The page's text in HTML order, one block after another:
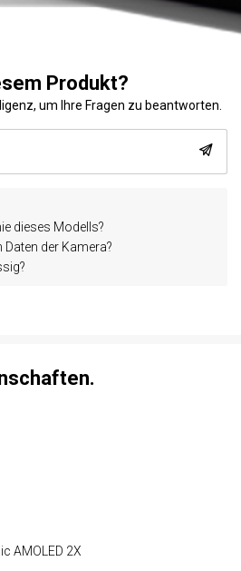
Produkt?
um Ihre Fragen zu beantworten.
dieses Modells?
der Kamera?
AMOLED 2X